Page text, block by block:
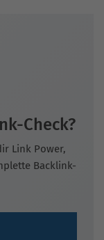
Check?
Link Power,
Backlink-